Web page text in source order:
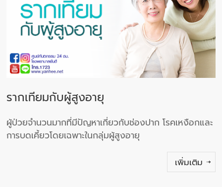
รากเทียมกับผู้สูงอายุ
ผู้ป่วยจํานวนมากที่มีปัญหาเกี่ยวกับช่องปาก โรคเหงือกและ
การบดเคี้ยวโดยเฉพาะในกลุ่มผู้สูงอายุ
เพิ่มเติม